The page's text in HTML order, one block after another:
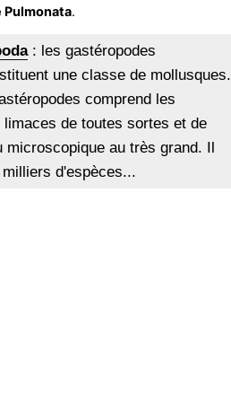
Pulmonata.
: les gastéropodes
une classe de mollusques.
comprend les
de toutes sortes et de
au très grand. Il
d'espèces...